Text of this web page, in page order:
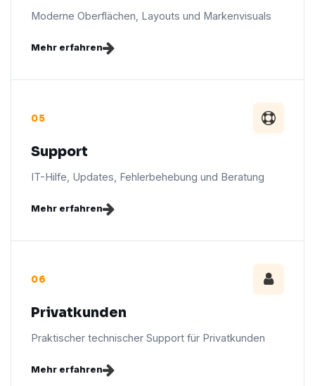
Moderne Oberflächen, Layouts und Markenvisuals
Mehr erfahren
05
Support
IT-Hilfe, Updates, Fehlerbehebung und Beratung
Mehr erfahren
06
Privatkunden
Praktischer technischer Support für Privatkunden
Mehr erfahren